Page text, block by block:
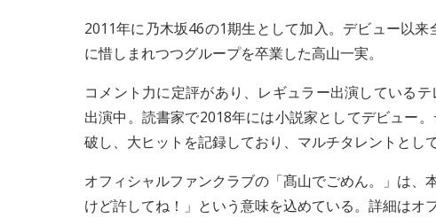
2011年に乃木坂46の1期生として加入。デビュー以
に惜しまれつつグループを卒業した高山一実。
コメント力に定評があり、レギュラー出演している
出演中。読書家で2018年には小説家としてデビュー
破し、大ヒットを記録しており、マルチタレントとし
オフィシャルファンクラブの「髙山でごめん。」は
けど許してね！」という意味を込めている。詳細はオ